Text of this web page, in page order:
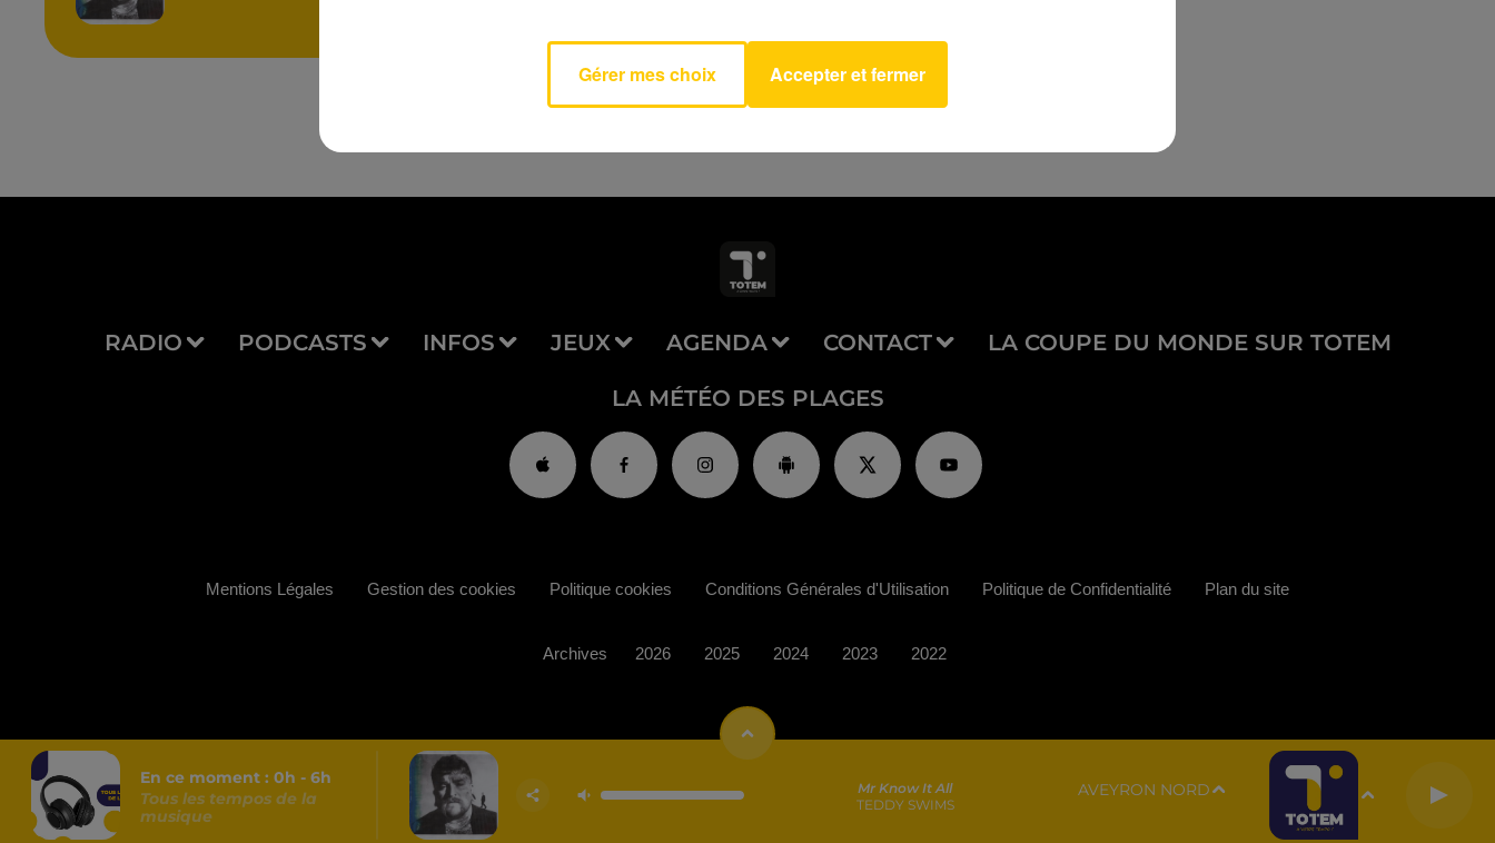
RADIO PODCASTS INFOS JEUX AGENDA CONTACT LA COUPE DU MONDE SUR TOTEM
LA MÉTÉO DES PLAGES
En ce moment : 0h - 6h
Tous les tempos de la
musique
Mr Know It All
TEDDY SWIMS
AVEYRON NORD
Mentions Légales Gestion des cookies Politique cookies Conditions Générales d'Utilisation Politique de Confidentialité Plan du site
Archives 2026 2025 2024 2023 2022
Gérer mes choix Accepter et fermer